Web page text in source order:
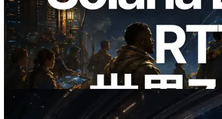
2026.08.05
ERPC、Solana Leader Slot APIを世界7
リージョンのping計測に拡張—
Validators Information APIも公開
この記事を読む